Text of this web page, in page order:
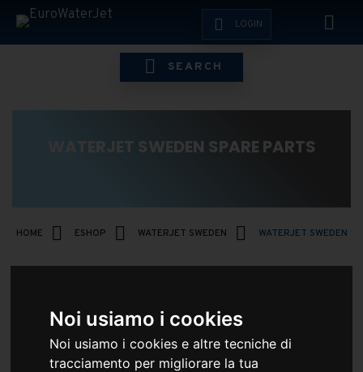
Noi usiamo i cookies
Noi usiamo i cookies e altre tecniche di
tracciamento per migliorare la tua
LOGIN
SEARCH
WATERJET SWEDEN SPARE PARTS
HOME ESHOP WATERJET SWEDEN WATERJET SWEDEN
EFFETTUA IL LOGIN PER VEDERE I PREZZI RISERVATI